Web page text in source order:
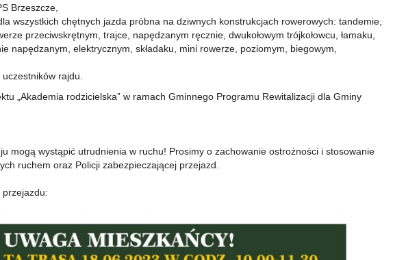
Brzeszcze,
wszystkich chętnych jazda próbna na dziwnych konstrukcjach rowerowych: tandemie,
przeciwskrętnym, trajce, napędzanym ręcznie, dwukołowym trójkołowcu, łamaku,
napędzanym, elektrycznym, składaku, mini rowerze, poziomym, biegowym,
rajdu.
„Akademia rodzicielska” w ramach Gminnego Programu Rewitalizacji dla Gminy
mogą wystąpić utrudnienia w ruchu! Prosimy o zachowanie ostrożności i stosowanie
ruchem oraz Policji zabezpieczającej przejazd.